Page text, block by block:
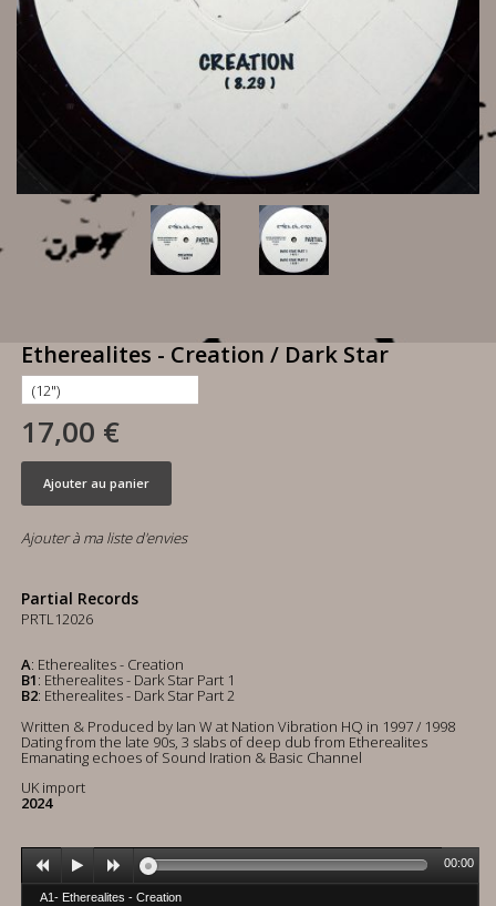
Etherealites - Creation / Dark Star
17,00 €
Ajouter au panier
Ajouter à ma liste d'envies
Partial Records
PRTL12026
A: Etherealites - Creation
B1: Etherealites - Dark Star Part 1
B2: Etherealites - Dark Star Part 2
Written & Produced by Ian W at Nation Vibration HQ in 1997 / 1998
Dating from the late 90s, 3 slabs of deep dub from Etherealites
Emanating echoes of Sound Iration & Basic Channel
UK import
2024
A1- Etherealites - Creation
00:00